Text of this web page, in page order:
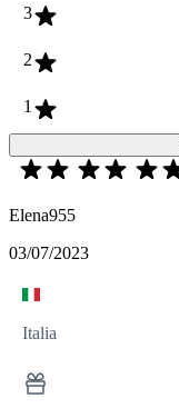
3
2
1
Elena955
03/07/2023
Italia